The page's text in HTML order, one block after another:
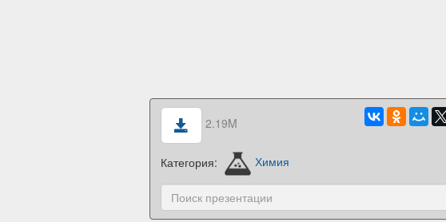
2.19M
Категория: Химия